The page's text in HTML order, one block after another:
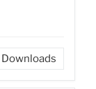
Downloads